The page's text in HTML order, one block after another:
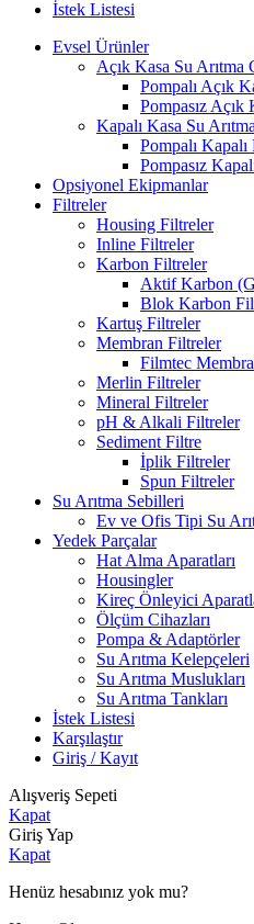
İstek Listesi
Evsel Ürünler
Açık Kasa Su Arıtma
Pompalı Açık
Pompasız Açık
Kapalı Kasa Su
Pompalı Kapalı
Pompasız
Opsiyonel Ekipmanlar
Filtreler
Housing Filtreler
Inline Filtreler
Karbon Filtreler
Aktif Karbon
Blok Karbon
Kartuş Filtreler
Membran Filtreler
Filmtec
Merlin Filtreler
Mineral Filtreler
pH & Alkali Filtreler
Sediment Filtre
İplik Filtreler
Spun Filtreler
Su Arıtma Sebilleri
Ev ve Ofis Tipi Su
Yedek Parçalar
Hat Alma Aparatları
Housingler
Kireç Önleyici
Ölçüm Cihazları
Pompa & Adaptörler
Su Arıtma Kelepçeleri
Su Arıtma Muslukları
Su Arıtma Tankları
İstek Listesi
Karşılaştır
Giriş / Kayıt
Alışveriş Sepeti
Kapat
Giriş Yap
Kapat
Henüz hesabınız yok mu?